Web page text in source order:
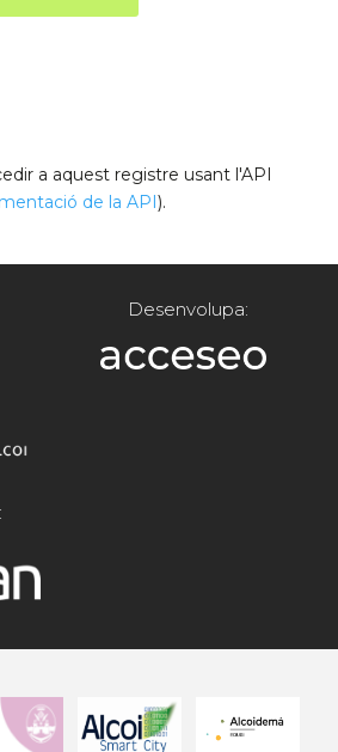
a aquest registre usant l'API
de la API).
Desenvolupa: